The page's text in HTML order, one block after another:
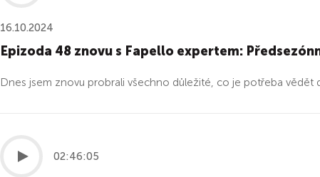
16.10.2024
Epizoda 48 znovu s Fapello expertem:
Dnes jsem znovu probrali všechno důležité, co je potřeba vědět
02:46:05